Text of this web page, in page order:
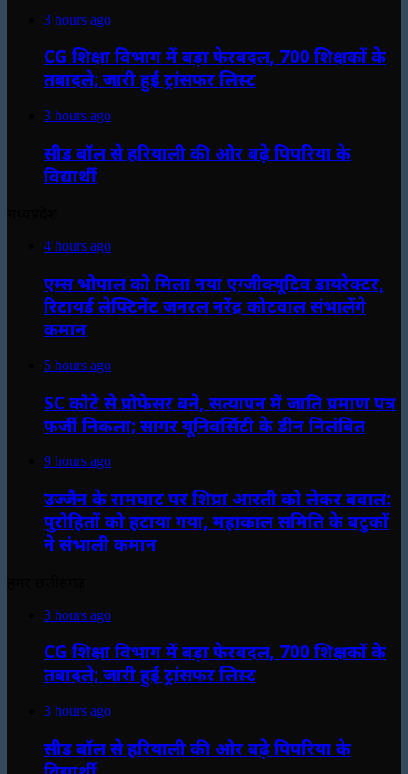
3 hours ago
CG शिक्षा विभाग में बड़ा फेरबदल, 700 शिक्षकों के
तबादले; जारी हुई ट्रांसफर लिस्ट
3 hours ago
सीड बॉल से हरियाली की ओर बढ़े पिपरिया के
विद्यार्थी
4 hours ago
एम्स भोपाल को मिला नया एग्जीक्यूटिव डायरेक्टर,
रिटायर्ड लेफ्टिनेंट जनरल नरेंद्र कोटवाल संभालेंगे
कमान
5 hours ago
SC कोटे से प्रोफेसर बने, सत्यापन में जाति प्रमाण पत्र
फर्जी निकला; सागर यूनिवर्सिटी के डीन निलंबित
9 hours ago
उज्जैन के रामघाट पर शिप्रा आरती को लेकर बवाल:
पुरोहितों को हटाया गया, महाकाल समिति के बटुकों
ने संभाली कमान
3 hours ago
CG शिक्षा विभाग में बड़ा फेरबदल, 700 शिक्षकों के
तबादले; जारी हुई ट्रांसफर लिस्ट
3 hours ago
सीड बॉल से हरियाली की ओर बढ़े पिपरिया के